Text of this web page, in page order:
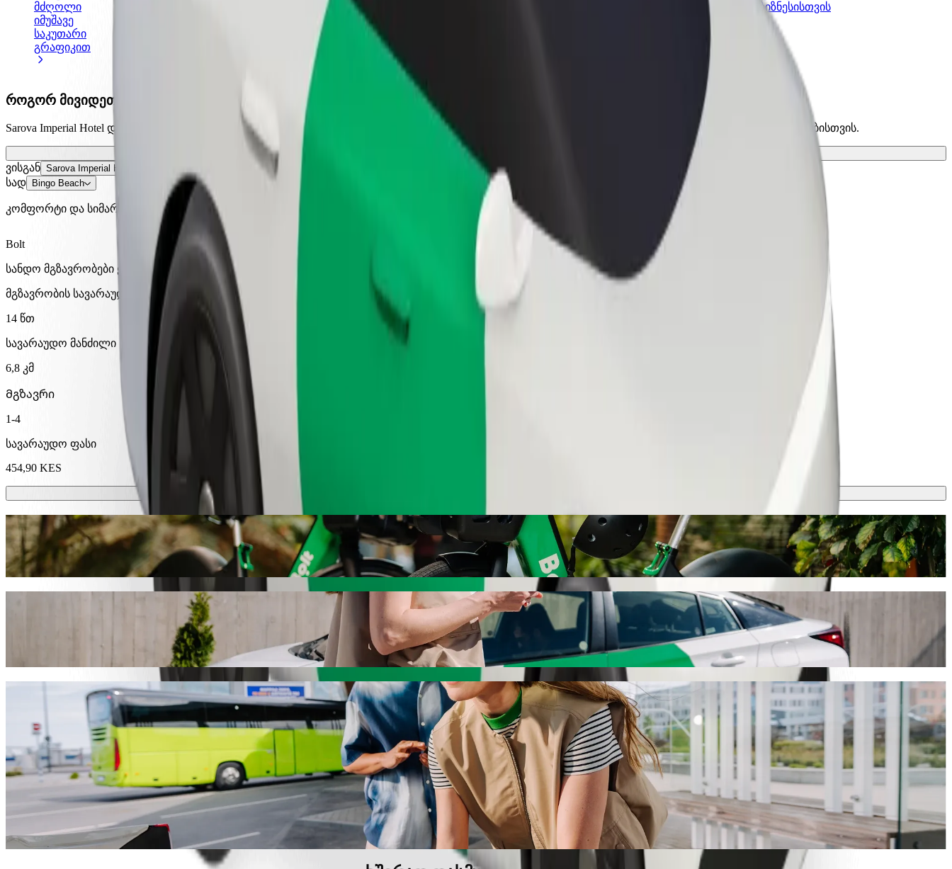
მძღოლი
იმუშავე
საკუთარი
გრაფიკით
მოიზიდე მეტი მომხმარებელი
და გაზარდე გაყიდვები
სერვისები, შენი ბიზნესისთვის
როგორ მივიდეთ Sarova Imperial Hotel დან Bingo Beach მდე
Sarova Imperial Hotel დან Bingo Beach მდე გადაადგილების საუკეთესო გზას ეძებ? აღმოაჩინე ჩვენი სერვისები და იპოვე საუკეთესო ვარიანტი შენი მგზავრობისთვის.
გადმოწერე აპლიკაცია
ვისგან Sarova Imperial Hotel
სად Bingo Beach
კომფორტი და სიმარტივე შენს ხელთაა!
Bolt
სანდო მგზავრობები ყოველდღიური საშუალო ზომის ავტომობილებით.
მგზავრობის სავარაუდო დრო
14 წთ
სავარაუდო მანძილი
6,8 კმ
Მგზავრი
1-4
სავარაუდო ფასი
454,90 KES
სკუტერები ან ელექტრო-ველოსიპედები
გადაადგილდი კაკამეგა-ში სკუტერით ან ელექტრო-ველოსიპედით
გადმოწერე Bolt
გადაადგილდი Sarova Imperial Hotel-დან Bingo Beach-მდე Bolt-ით
ჩვენ რეკომენდაციას ვუწევთ Bolt-ის სერვისების გამოყენებას, თუ ეძებ Bingo Beach-მდე გადაადგილების საუკეთესო გზას. Bolt-თან ერთად ეს მგზავრობა დაახლოებით 14 წთ
გაგრძელდება და დაახლოებით 454,90 KES KES დაჯდება. ნებისმიერ დროს, ჩვენ შენთვის შესაფერის ავტომობილს მოვძებნით.
Bolt სერვისები Sarova Imperial Hotel-დან Bingo Beach-მდე მისასვლელად
ბევრი ბარგი გაქვს? შეუკვეთე XL კატეგორია 6 ადამიანამდე.
გჭირდებათ გამორჩეული მგზავრობა? სცადეთ Bolt-ის პრემიუმ კატეგორია.
ბავშვებთან ერთად მგზავრობ? შეუკვეთე ავტომობილი საბავშვო სავარძლით.
შინაური ცხოველი გყავს თან? სცადე ჩვენი მგზავრობები, სადაც შინაური ცხოველების თან წაყვანა შეიძლება.
Assist კატეგორია ადაპტირებულია ეტლისთვის (WAV).
ისიამოვნე კომფორტული ავტომობილებით ხელმისაწვდომ ფასად Bolt Basic-თან ერთად.
გადმოწერე Bolt